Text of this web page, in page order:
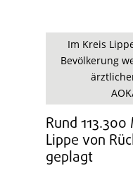
Im Kreis
Bevölkerung
Rund
Lippe von
geplagt